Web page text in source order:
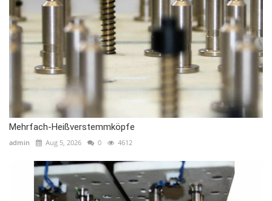
Mehrfach-Heißverstemmköpfe
admin Aug 5, 2026 0 4612